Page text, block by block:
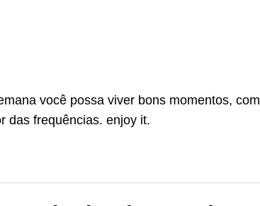
você possa viver bons momentos, com
das frequências. enjoy it.